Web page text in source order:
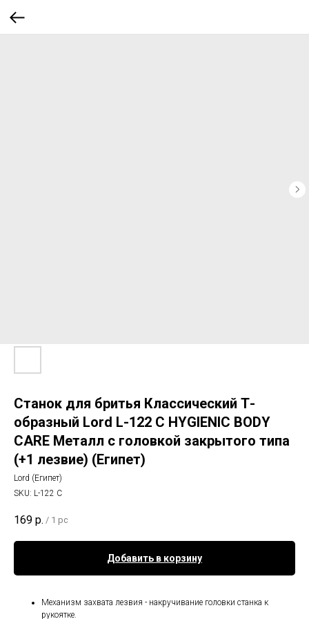
Станок для бритья Классический Т-
образный Lord L-122 C HYGIENIC BODY
CARE Металл c головкой закрытого типа
(+1 лезвие) (Египет)
Lord (Египет)
SKU: L-122 C
169 р. / 1 pc
Добавить в корзину
Механизм захвата лезвия - накручивание головки станка к
рукоятке.